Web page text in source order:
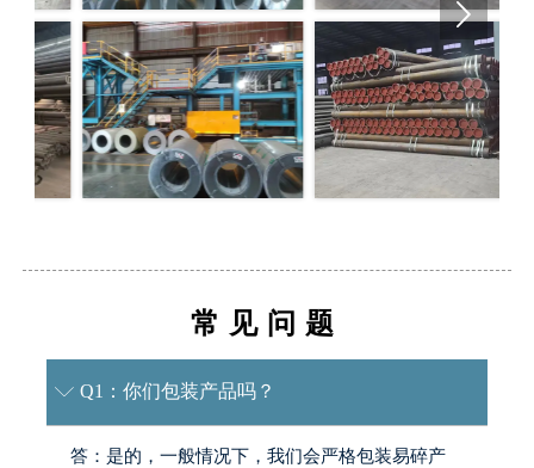

常见问题
 Q1：你们包装产品吗？
答：是的，一般情况下，我们会严格包装易碎产